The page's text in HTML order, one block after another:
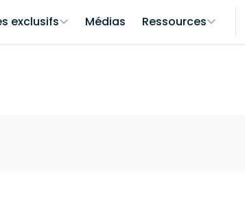
exclusifs Médias Ressources